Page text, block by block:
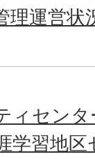
理運営状
ィセン
学習地